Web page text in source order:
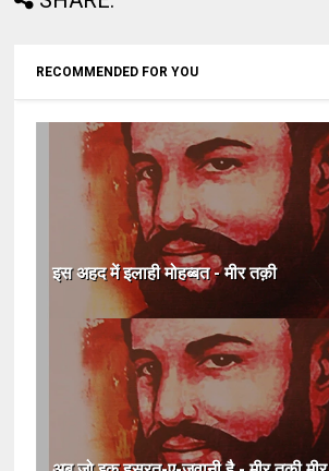
RECOMMENDED FOR YOU
इस अहद में इलाही मोहब्बत - मीर तक़ी